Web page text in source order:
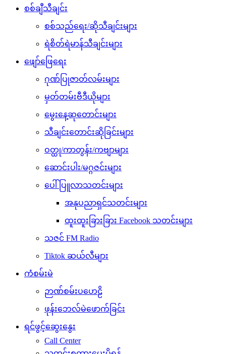
စစ်ချီသီချင်း
စစ်သည်ရေး/ဆိုသီချင်းများ
ရဲစိတ်ရဲမာန်သီချင်းများ
ဖျော်ဖြေရေး
ဂုဏ်ပြုဇာတ်လမ်းများ
မှတ်တမ်းဗီဒီယိုများ
မွေးနေ့ဆုတောင်းများ
သီချင်းတောင်းဆိုခြင်းများ
ဝတ္ထု/ကာတွန်း/ကဗျာများ
ဆောင်းပါး/မဂ္ဂဇင်းများ
ပေါ်ပြူလာသတင်းများ
အနုပညာရှင်သတင်းများ
ထူးထူးခြားခြား Facebook သတင်းများ
သဇင် FM Radio
Tiktok ဆယ်လီများ
ကံစမ်းမဲ
ဉာဏ်စမ်းပဟေဠိ
ဖုန်းဘေလ်မဲဖောက်ခြင်း
ရင်ဖွင့်ဆွေးနွေး
Call Center